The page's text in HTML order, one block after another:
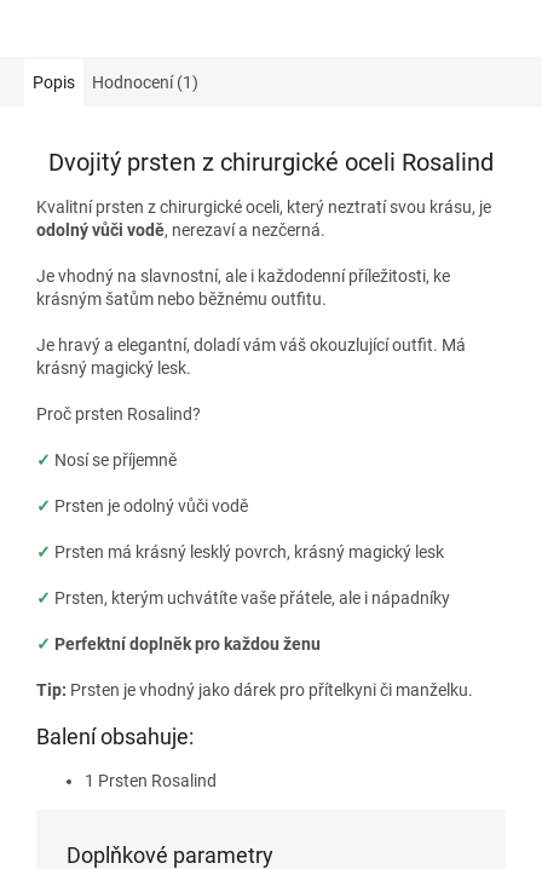
Popis Hodnocení (1)
Dvojitý prsten z chirurgické oceli Rosalind
Kvalitní prsten z chirurgické oceli, který neztratí svou krásu, je
odolný vůči vodě, nerezaví a nezčerná.
Je vhodný na slavnostní, ale i každodenní příležitosti, ke
krásným šatům nebo běžnému outfitu.
Je hravý a elegantní, doladí vám váš okouzlující outfit. Má
krásný magický lesk.
Proč prsten Rosalind?
✓ Nosí se příjemně
✓ Prsten je odolný vůči vodě
✓ Prsten má krásný lesklý povrch, krásný magický lesk
✓ Prsten, kterým uchvátíte vaše přátele, ale i nápadníky
✓ Perfektní doplněk pro každou ženu
Tip: Prsten je vhodný jako dárek pro přítelkyni či manželku.
Balení obsahuje:
1 Prsten Rosalind
Doplňkové parametry